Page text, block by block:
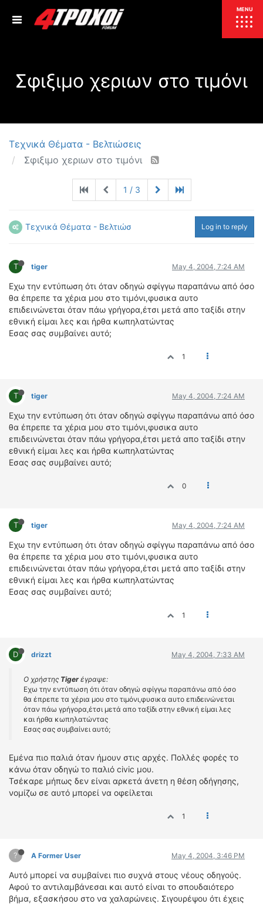
Σφιξιμο χεριων στο τιμόνι
Τεχνικά Θέματα - Βελτιώσεις
Σφιξιμο χεριων στο τιμόνι
1 / 3
Τεχνικά Θέματα - Βελτιώσεις Log in to reply
T tiger May 4, 2004, 7:24 AM
Εχω την εντύπωση ότι όταν οδηγώ σφίγγω παραπάνω από όσο
θα έπρεπε τα χέρια μου στο τιμόνι,φυσικα αυτο
επιδεινώνεται όταν πάω γρήγορα,έτσι μετά απο ταξίδι στην
εθνική είμαι λες και ήρθα κωπηλατώντας
Εσας σας συμβαίνει αυτό;
1
T tiger May 4, 2004, 7:24 AM
Εχω την εντύπωση ότι όταν οδηγώ σφίγγω παραπάνω από όσο
θα έπρεπε τα χέρια μου στο τιμόνι,φυσικα αυτο
επιδεινώνεται όταν πάω γρήγορα,έτσι μετά απο ταξίδι στην
εθνική είμαι λες και ήρθα κωπηλατώντας
Εσας σας συμβαίνει αυτό;
0
T tiger May 4, 2004, 7:24 AM
Εχω την εντύπωση ότι όταν οδηγώ σφίγγω παραπάνω από όσο
θα έπρεπε τα χέρια μου στο τιμόνι,φυσικα αυτο
επιδεινώνεται όταν πάω γρήγορα,έτσι μετά απο ταξίδι στην
εθνική είμαι λες και ήρθα κωπηλατώντας
Εσας σας συμβαίνει αυτό;
1
D drizzt May 4, 2004, 7:33 AM
Ο χρήστης Tiger έγραψε:
Εχω την εντύπωση ότι όταν οδηγώ σφίγγω παραπάνω από όσο
θα έπρεπε τα χέρια μου στο τιμόνι,φυσικα αυτο επιδεινώνεται
όταν πάω γρήγορα,έτσι μετά απο ταξίδι στην εθνική είμαι λες
και ήρθα κωπηλατώντας
Εσας σας συμβαίνει αυτό;
Εμένα πιο παλιά όταν ήμουν στις αρχές. Πολλές φορές το
κάνω όταν οδηγώ το παλιό civic μου.
Τσέκαρε μήπως δεν είναι αρκετά άνετη η θέση οδήγησης,
νομίζω σε αυτό μπορεί να οφείλεται
1
? A Former User May 4, 2004, 3:46 PM
Αυτό μπορεί να συμβαίνει πιο συχνά στους νέους οδηγούς.
Αφού το αντιλαμβάνεσαι και αυτό είναι το σπουδαιότερο
βήμα, εξασκήσου στο να χαλαρώνεις. Σιγουρέψου ότι έχεις
ΕΛΛΑΔΑ
ΚΟΣΜΟΣ
ΔΟΚΙΜΕΣ
ΠΑΡΟΥΣΙΑΣΕΙΣ
ΑΓΩΝΙΣΤΙΚΕΣ ΓΝΩΡΙΜΙΕΣ
ΟΔΟΙΠΟΡΙΚΑ
VIDEO
4TTV
ΝΕΑ ΜΟΝΤΕΛΑ
ΑΓΩΝΕΣ
ΕΙΔΗΣΕΙΣ – ΠΑΡΟΥΣΙΑΣΕΙΣ
ΠΕΡΙΒΑΛΛΟΝ
ΔΟΚΙΜΕΣ – ΠΑΡΟΥΣΙΑΣΕΙΣ
ΕΙΔΗΣΕΙΣ
WRC
ΕΛΛΗΝΙΚΟΙ ΑΓΩΝΕΣ
ΤΙΜΕΣ
ΠΡΟΣΩΠΙΚΟΤΗΤΕΣ
ΑΓΩΝΕΣ/ΔΙΟΡΓΑΝΩΣΕΙΣ
ΑΓΟΡΑ
ΠΩΛΗΣΕΙΣ
ΜΕΤΑΧΕΙΡΙΣΜΕΝΑ
2ΤΡΟΧΟΙ
ΟΔΗΓΟΥΜΕ